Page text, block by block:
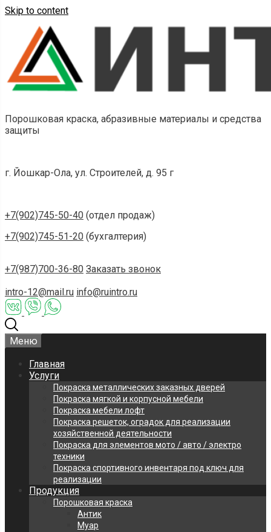
Skip to content
Порошковая краска, абразивные материалы и средства
защиты
г. Йошкар-Ола, ул. Строителей, д. 95 г
+7(902)745-50-40 (отдел продаж)
+7(902)745-51-20 (бухгалтерия)
+7(987)700-36-80 Заказать звонок
intro-12@mail.ru info@ruintro.ru
Меню
Главная
Услуги
Покраска металлических заказных дверей
Покраска мягкой и корпусной мебели
Покраска мебели лофт
Покраска решеток, оградок для реализации
хозяйственной деятельности
Покраска для элементов мото / авто / электро
техники
Покраска спортивного инвентаря под ключ для
реализации
Продукция
Порошковая краска
Антик
Муар